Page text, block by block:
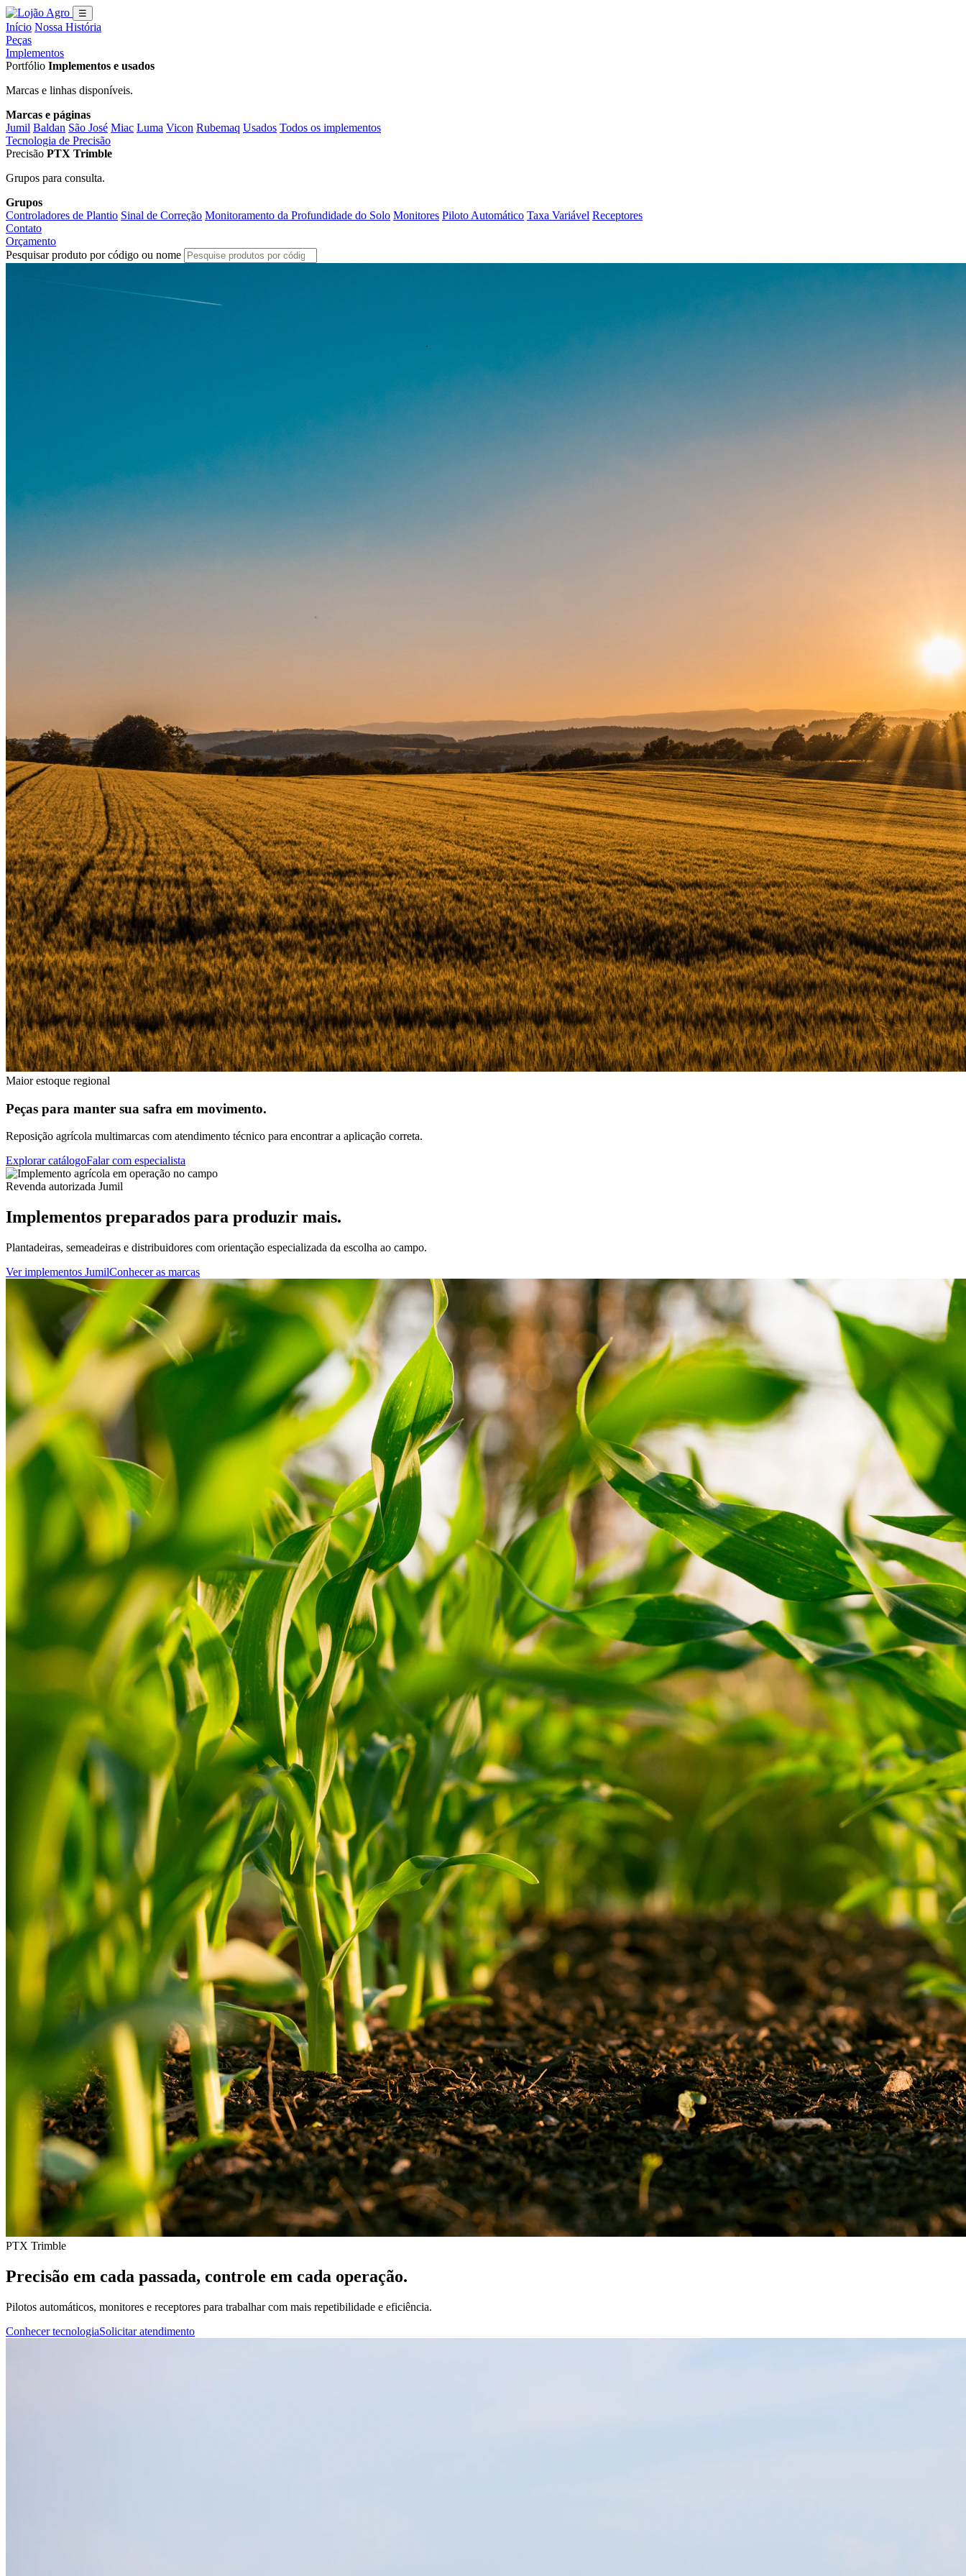
☰
Início Nossa História
Peças
Implementos
Portfólio Implementos e usados
Marcas e linhas disponíveis.
Marcas e páginas
Jumil Baldan São José Miac Luma Vicon Rubemaq Usados Todos os implementos
Tecnologia de Precisão
Precisão PTX Trimble
Grupos para consulta.
Grupos
Controladores de Plantio Sinal de Correção Monitoramento da Profundidade do Solo Monitores Piloto Automático Taxa Variável Receptores
Contato
Orçamento
Pesquisar produto por código ou nome
Maior estoque regional
Peças para manter sua safra em movimento.
Reposição agrícola multimarcas com atendimento técnico para encontrar a aplicação correta.
Explorar catálogoFalar com especialista
Revenda autorizada Jumil
Implementos preparados para produzir mais.
Plantadeiras, semeadeiras e distribuidores com orientação especializada da escolha ao campo.
Ver implementos JumilConhecer as marcas
PTX Trimble
Precisão em cada passada, controle em cada operação.
Pilotos automáticos, monitores e receptores para trabalhar com mais repetibilidade e eficiência.
Conhecer tecnologiaSolicitar atendimento